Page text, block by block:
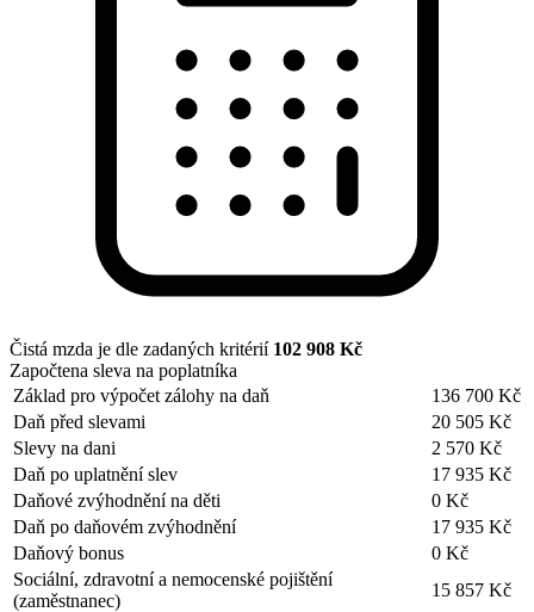
Čistá mzda je dle zadaných kritérií 102 908 Kč
Započtena sleva na poplatníka
Základ pro výpočet zálohy na daň
136 700 Kč
Daň před slevami
20 505 Kč
Slevy na dani
2 570 Kč
Daň po uplatnění slev
17 935 Kč
Daňové zvýhodnění na děti
0 Kč
Daň po daňovém zvýhodnění
17 935 Kč
Daňový bonus
0 Kč
Sociální, zdravotní a nemocenské pojištění
(zaměstnanec)
15 857 Kč